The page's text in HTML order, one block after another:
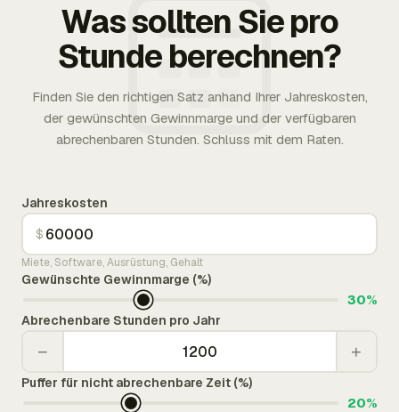
Was sollten Sie pro
Stunde berechnen?
Finden Sie den richtigen Satz anhand Ihrer Jahreskosten,
der gewünschten Gewinnmarge und der verfügbaren
abrechenbaren Stunden. Schluss mit dem Raten.
Jahreskosten
$
Miete, Software, Ausrüstung, Gehalt
Gewünschte Gewinnmarge (%)
30%
Abrechenbare Stunden pro Jahr
− +
Puffer für nicht abrechenbare Zeit (%)
20%